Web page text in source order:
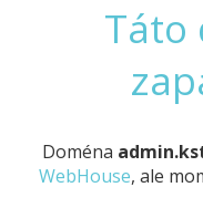
Táto
Doména
WebHouse, ale